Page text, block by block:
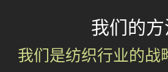
我们的
我们是纺织行业的战